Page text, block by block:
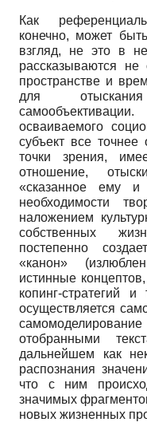
Как
конечно, может
взгляд, не это в
рассказываются
пространстве и
для
осваиваемого
субъект все точнее
точки зрения,
отношение,
«сказанное ему
необходимости
наложением
собственных
постепенно
«канон»
истинные
копинг-стратегий
осуществляется
отобранными
дальнейшем как
распознания
что с ним
значимых
новых жизненных